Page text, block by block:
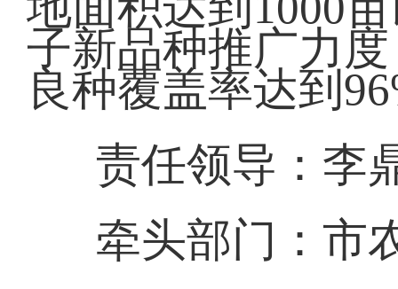
子新品种推广力
良种覆盖率达到
责任领导：李
牵头部门：市